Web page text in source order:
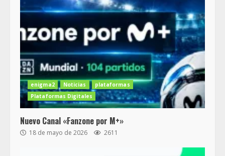
enigma2 Noticias
plataformas
Plataformas Digitales
Nuevo Canal «Fanzone por M+»
18 de mayo de 2026 2611